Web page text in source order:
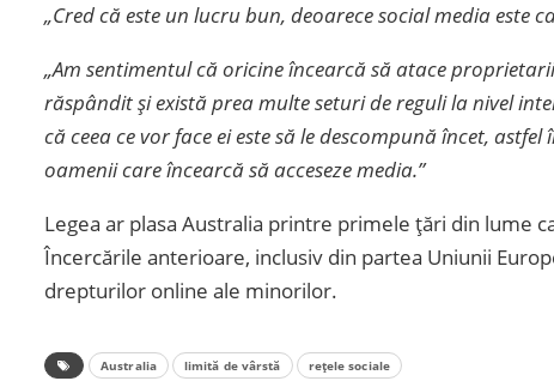
„Cred că este un lucru bun, deoarece social media este
„Am sentimentul că oricine încearcă să atace
răspândit și există prea multe seturi de reguli la nivel
că ceea ce vor face ei este să le descompună încet,
oamenii care încearcă să acceseze media.”
Legea ar plasa Australia printre primele țări din lume
Încercările anterioare, inclusiv din partea Uniunii
drepturilor online ale minorilor.
Australia limită de vârstă rețele sociale